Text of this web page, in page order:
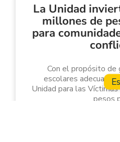
La Unidad
millones de
para
Con el propósito de
escolares
Unidad para las
pesos